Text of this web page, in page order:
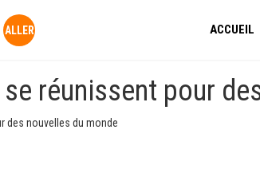
ACCUEIL
réunissent pour
des nouvelles du monde